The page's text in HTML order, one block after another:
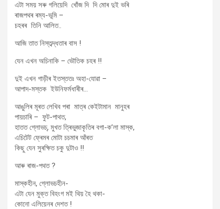
এটা সময় সৰু গলিয়েদি খোঁজ দি দি মোৰ দুই ভৰি
ৰাজপথৰ ৰম্য-ভূমি –
চহৰৰ তিনি আলিত..
আজি তাত নিস্তব্দ্ধতাৰ বাস !
যেন এখন অচিনাকি – ভৌতিক চহৰ !!
দুই এখন গাড়ীৰ ইতস্ততঃ অহা-যোৱা –
আপাদ-মস্তক ইউনিফৰ্মধাৰীৰ…
আঙুলিৰ মূৰত লেখিব পৰা মাত্ৰ কেইটামান মানুহৰ
পায়চাৰি – ফুট-পাথত,
হাতত গ্লোভচ্, মুখত ত্ৰিভুজাকৃতিৰ বগা-ক’লা মাস্ক,
এচিটেট ফ্ৰেমৰ মোটা চচমাৰ আঁৰত
কিছু যেন সুৰক্ষিত চকু দুটাও !!
আৰু ৰাজ-পথত ?
মাস্কহীন, গ্লোভচহীন-
এটা যেন মুক্ত বিহংগ মই থিয় হৈ থকা-
কোনো এলিয়েনৰ দেশত !